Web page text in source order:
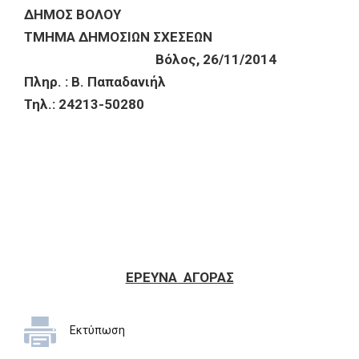
ΔΗΜΟΣ ΒΟΛΟΥ
ΤΜΗΜΑ ΔΗΜΟΣΙΩΝ ΣΧΕΣΕΩΝ
Βόλος, 26/11/2014
Πληρ. : Β. Παπαδανιήλ
Τηλ.: 24213-50280
ΕΡΕΥΝΑ ΑΓΟΡΑΣ
Εκτύπωση